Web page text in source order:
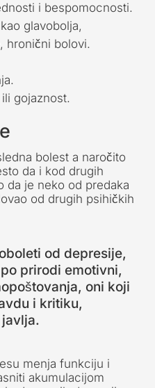
i bespomocnosti.
glavobolja,
hronični bolovi.
gojaznost.
bolest a naročito
da i kod drugih
da je neko od predaka
od drugih psihičkih
od depresije,
prirodi emotivni,
oni koji
i kritiku,
menja funkciju i
akumulacijom